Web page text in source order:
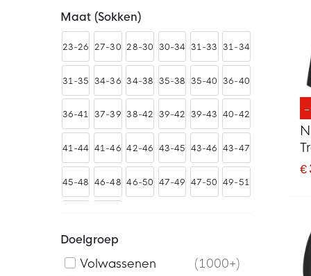
€
Maat (sokken)
23-26 27-30 28-30 30-34 31-33 31-34
31-35 34-36 34-38 35-38 35-40 36-40
36-41 37-39 38-42 39-42 39-43 40-42
41-44 41-46 42-46 43-45 43-46 43-47
45-48 46-48 46-50 47-49 47-50 49-51
Doelgroep
Volwassenen
1000+